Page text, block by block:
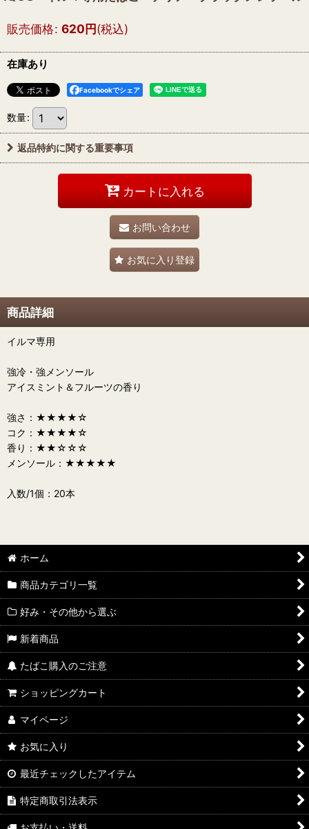
販売価格: 620円(税込)
在庫あり
Facebookでシェア
数量:
返品特約に関する重要事項
カートに入れる
お問い合わせ
お気に入り登録
商品詳細
イルマ専用
強冷・強メンソール
アイスミント＆フルーツの香り
強さ：★★★★☆
コク：★★★★☆
香り：★★☆☆☆
メンソール：★★★★★
入数/1個：20本
ホーム
商品カテゴリ一覧
好み・その他から選ぶ
新着商品
たばこ購入のご注意
ショッピングカート
マイページ
お気に入り
最近チェックしたアイテム
特定商取引法表示